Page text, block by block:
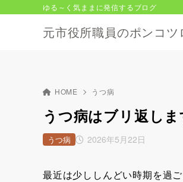
元市役所職員のポンコツ
ゆる～く気ままに発信するブログ
HOME うつ病
うつ病はブリ返しま
2026年5月22日
うつ病
最近は少ししんどい時期を過